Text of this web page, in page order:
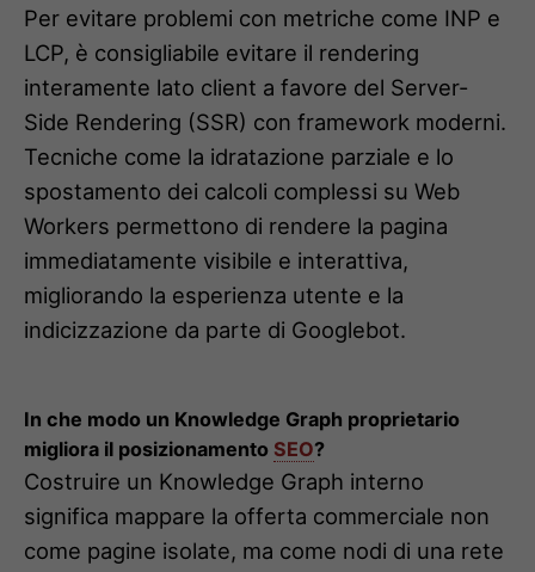
Per evitare problemi con metriche come INP e
LCP, è consigliabile evitare il rendering
interamente lato client a favore del Server-
Side Rendering (SSR) con framework moderni.
Tecniche come la idratazione parziale e lo
spostamento dei calcoli complessi su Web
Workers permettono di rendere la pagina
immediatamente visibile e interattiva,
migliorando la esperienza utente e la
indicizzazione da parte di Googlebot.
In che modo un Knowledge Graph proprietario
migliora il posizionamento SEO?
Costruire un Knowledge Graph interno
significa mappare la offerta commerciale non
come pagine isolate, ma come nodi di una rete